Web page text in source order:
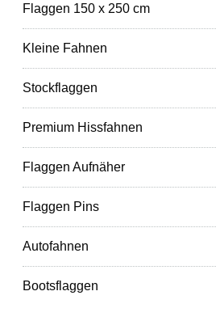
Flaggen 150 x 250 cm
Kleine Fahnen
Stockflaggen
Premium Hissfahnen
Flaggen Aufnäher
Flaggen Pins
Autofahnen
Bootsflaggen